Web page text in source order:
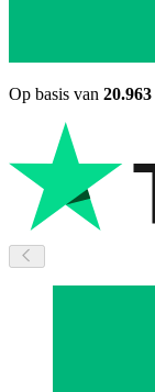
Op basis van 20.963